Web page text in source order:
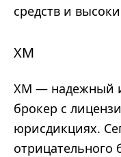
средств и
XM
XM — надежный
брокер с
юрисдикциях.
отрицательного